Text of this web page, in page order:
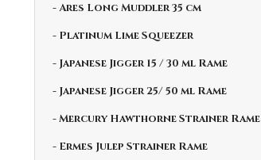
- Ares Long Muddler 35 cm
- Platinum Lime Squeezer
- Japanese Jigger 15 / 30 ml Rame
- Japanese Jigger 25/ 50 ml Rame
- Mercury Hawthorne Strainer Rame
- Ermes Julep Strainer Rame